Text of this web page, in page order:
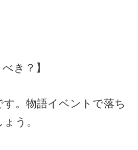
き？】
。物語イベントで落ち
う。